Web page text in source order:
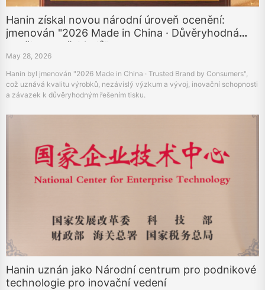
Hanin získal novou národní úroveň ocenění:
jmenován "2026 Made in China · Důvěryhodná
značka spotřebitelů"
May 28, 2026
Hanin byl jmenován "2026 Made in China · Trusted Brand by Consumers",
což uznává kvalitu výrobků, nezávislý výzkum a vývoj, inovační schopnosti
a závazek k důvěryhodným řešením tisku.
Hanin uznán jako Národní centrum pro podnikové
technologie pro inovační vedení